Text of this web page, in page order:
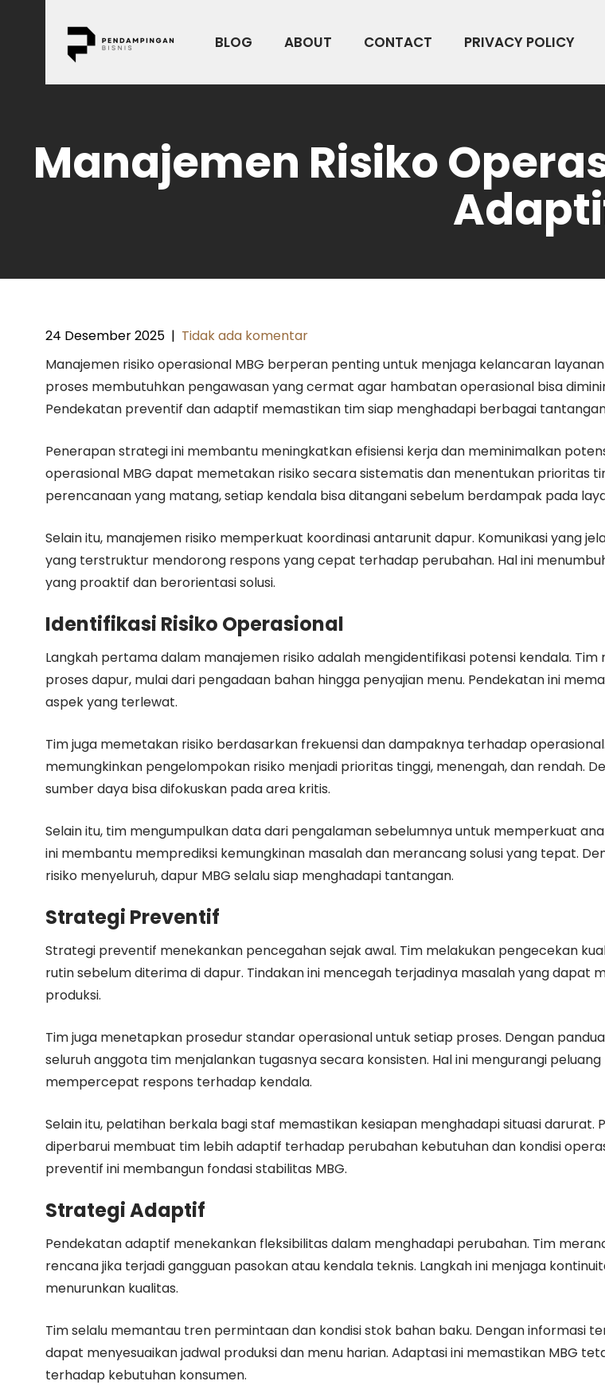
BLOG ABOUT CONTACT PRIVACY POLICY
Manajemen Risiko
24 Desember 2025 | Tidak ada komentar
Manajemen risiko operasional MBG berperan penting untuk menjaga kelancaran
proses membutuhkan pengawasan yang cermat agar hambatan operasional bisa
Pendekatan preventif dan adaptif memastikan tim siap menghadapi berbagai
Penerapan strategi ini membantu meningkatkan efisiensi kerja dan meminimalkan
operasional MBG dapat memetakan risiko secara sistematis dan menentukan prioritas
perencanaan yang matang, setiap kendala bisa ditangani sebelum berdampak pada
Selain itu, manajemen risiko memperkuat koordinasi antarunit dapur. Komunikasi yang
yang terstruktur mendorong respons yang cepat terhadap perubahan. Hal ini
yang proaktif dan berorientasi solusi.
Identifikasi Risiko Operasional
Langkah pertama dalam manajemen risiko adalah mengidentifikasi potensi kendala. Tim
proses dapur, mulai dari pengadaan bahan hingga penyajian menu. Pendekatan ini
aspek yang terlewat.
Tim juga memetakan risiko berdasarkan frekuensi dan dampaknya terhadap
memungkinkan pengelompokan risiko menjadi prioritas tinggi, menengah, dan rendah.
sumber daya bisa difokuskan pada area kritis.
Selain itu, tim mengumpulkan data dari pengalaman sebelumnya untuk memperkuat
ini membantu memprediksi kemungkinan masalah dan merancang solusi yang tepat.
risiko menyeluruh, dapur MBG selalu siap menghadapi tantangan.
Strategi Preventif
Strategi preventif menekankan pencegahan sejak awal. Tim melakukan pengecekan
rutin sebelum diterima di dapur. Tindakan ini mencegah terjadinya masalah yang dapat
produksi.
Tim juga menetapkan prosedur standar operasional untuk setiap proses. Dengan
seluruh anggota tim menjalankan tugasnya secara konsisten. Hal ini mengurangi
mempercepat respons terhadap kendala.
Selain itu, pelatihan berkala bagi staf memastikan kesiapan menghadapi situasi darurat.
diperbarui membuat tim lebih adaptif terhadap perubahan kebutuhan dan kondisi
preventif ini membangun fondasi stabilitas MBG.
Strategi Adaptif
Pendekatan adaptif menekankan fleksibilitas dalam menghadapi perubahan. Tim
rencana jika terjadi gangguan pasokan atau kendala teknis. Langkah ini menjaga
menurunkan kualitas.
Tim selalu memantau tren permintaan dan kondisi stok bahan baku. Dengan informasi
dapat menyesuaikan jadwal produksi dan menu harian. Adaptasi ini memastikan MBG
terhadap kebutuhan konsumen.